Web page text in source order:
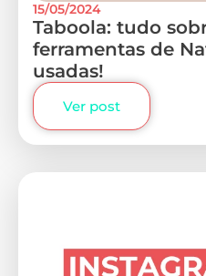
15/05/2024
Taboola: tudo
ferramentas de
usadas!
Ver post